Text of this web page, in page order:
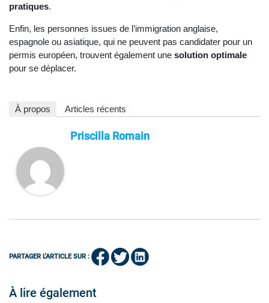
pratiques.
Enfin, les personnes issues de l’immigration anglaise,
espagnole ou asiatique, qui ne peuvent pas candidater pour un
permis européen, trouvent également une solution optimale
pour se déplacer.
À propos Articles récents
Priscilla Romain
PARTAGER L'ARTICLE SUR :
À lire également